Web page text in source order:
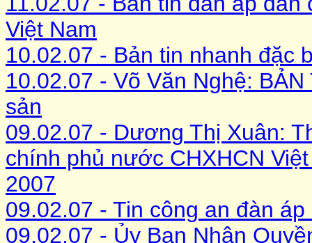
Việt Nam
10.02.07 - Bản tin nhanh đặc
10.02.07 - Võ Văn Nghệ:
sản
09.02.07 - Dương Thị Xuân:
chính phủ nước CHXHCN
2007
09.02.07 - Tin công an đàn
09.02.07 - Ủy Ban Nhân